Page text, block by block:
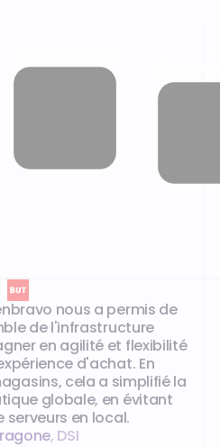
nous a permis de
de l'infrastructure
en agilité et flexibilité
d'achat. En
cela a simplifié la
globale, en évitant
en local.
, DSI